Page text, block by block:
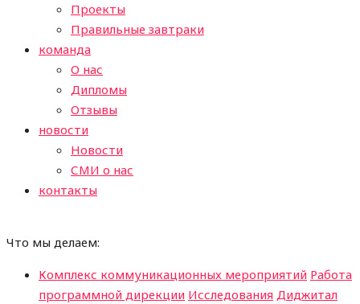
Проекты
Правильные завтраки
команда
О нас
Дипломы
Отзывы
новости
Новости
СМИ о нас
контакты
Что мы делаем:
Комплекс коммуникационных мероприятий Работа
программной дирекции Исследования Диджитал